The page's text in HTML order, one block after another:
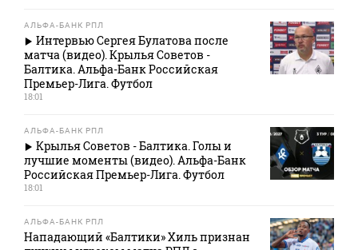
АЛЬФА-БАНК РПЛ
Интервью Сергея Булатова после
матча (видео). Крылья Советов -
Балтика. Альфа-Банк Российская
Премьер-Лига. Футбол
18:01
АЛЬФА-БАНК РПЛ
Крылья Советов - Балтика. Голы и
лучшие моменты (видео). Альфа-Банк
Российская Премьер-Лига. Футбол
18:01
АЛЬФА-БАНК РПЛ
Нападающий «Балтики» Хиль признан